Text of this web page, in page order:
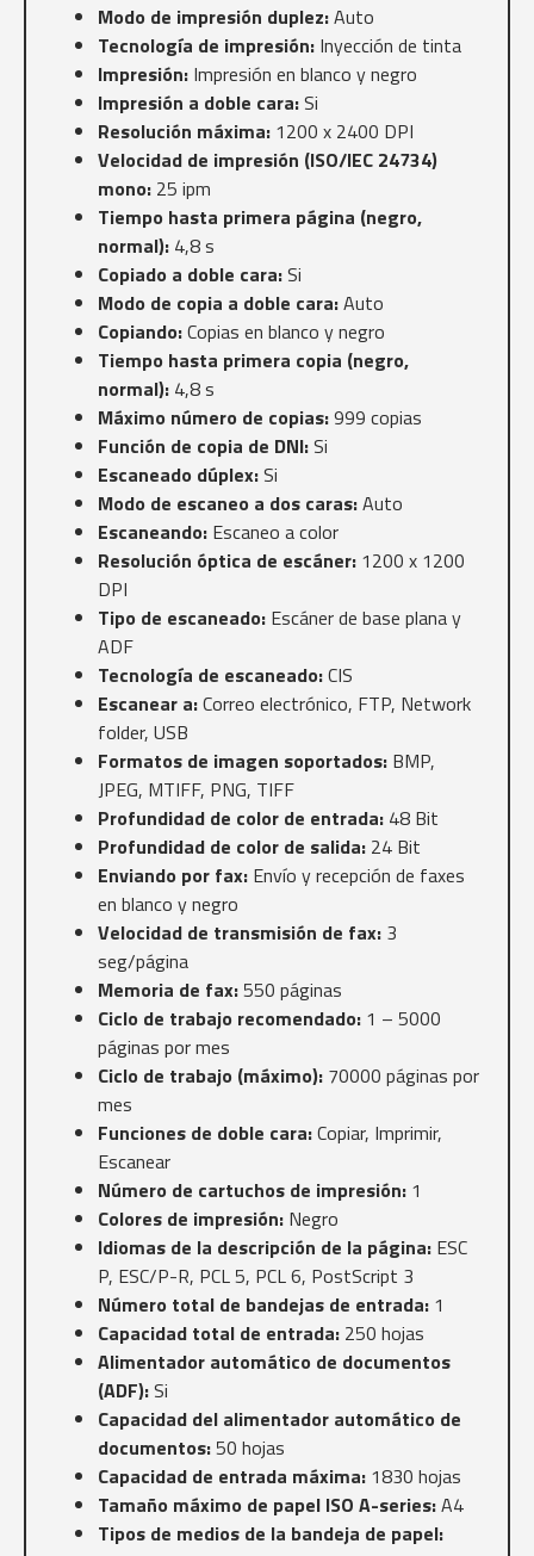
Modo de impresión duplez:Auto
Tecnología de impresión: Inyección de tinta
Impresión: Impresión en blanco y negro
Impresión a doble cara:Si
Resolución máxima: 1200 x 2400 DPI
Velocidad de impresión (ISO/IEC 24734)
mono: 25 ipm
Tiempo hasta primera página (negro,
normal): 4,8 s
Copiado a doble cara:Si
Modo de copia a doble cara:Auto
Copiando:Copias en blanco y negro
Tiempo hasta primera copia (negro,
normal): 4,8 s
Máximo número de copias:999 copias
Función de copia de DNI:Si
Escaneado dúplex:Si
Modo de escaneo a dos caras:Auto
Escaneando: Escaneo a color
Resolución óptica de escáner: 1200 x 1200
DPI
Tipo de escaneado: Escáner de base plana y
ADF
Tecnología de escaneado:CIS
Escanear a:Correo electrónico, FTP, Network
folder, USB
Formatos de imagen soportados: BMP,
JPEG, MTIFF, PNG, TIFF
Profundidad de color de entrada: 48 Bit
Profundidad de color de salida: 24 Bit
Enviando por fax: Envío y recepción de faxes
en blanco y negro
Velocidad de transmisión de fax: 3
seg/página
Memoria de fax:550 páginas
Ciclo de trabajo recomendado: 1 – 5000
páginas por mes
Ciclo de trabajo (máximo): 70000 páginas por
mes
Funciones de doble cara:Copiar, Imprimir,
Escanear
Número de cartuchos de impresión: 1
Colores de impresión: Negro
Idiomas de la descripción de la página: ESC
P, ESC/P-R, PCL 5, PCL 6, PostScript 3
Número total de bandejas de entrada: 1
Capacidad total de entrada: 250 hojas
Alimentador automático de documentos
(ADF):Si
Capacidad del alimentador automático de
documentos:50 hojas
Capacidad de entrada máxima: 1830 hojas
Tamaño máximo de papel ISO A-series:A4
Tipos de medios de la bandeja de papel: